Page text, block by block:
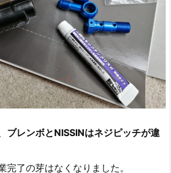
ブレンボとNISSINはネジピッチが違
完了の芽はなくなりました。